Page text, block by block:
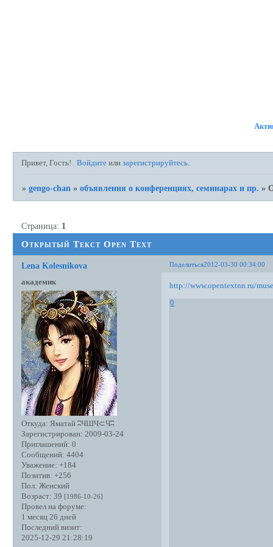
Привет, Гость! Войдите илизарегистрируйтесь.
»gengo-chan »объявления о конференциях, семинарах и пр. »
Открытый Текст Open Text
Страница: 1
Поделиться2012-03-30 00:34:00
Lena Kolesnikova
академик
Откуда: Яматай ʭЧШЧ⊂Чʭ
Зарегистрирован: 2009-03-24
Приглашений: 0
Сообщений: 4404
Уважение: +184
Позитив: +256
Пол: Женский
Возраст: 39 [1986-10-26]
Провел на форуме:
1 месяц 26 дней
Последний визит:
2025-12-29 21:28:19
http://www.opentextnn.ru/
0